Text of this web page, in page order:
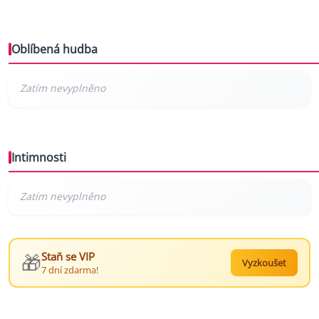
Oblíbená hudba
Intimnosti
🎁Staň se VIP
7 dní zdarma!
Vyzkoušet